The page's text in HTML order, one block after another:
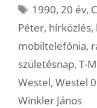
Címkék
1990,20 év,
Péter, hírközlés,
mobiltelefónia,
születésnap, T-
Westel, Westel
Winkler János